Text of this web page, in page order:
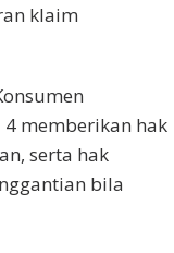
klaim
4 memberikan hak
serta hak
bila